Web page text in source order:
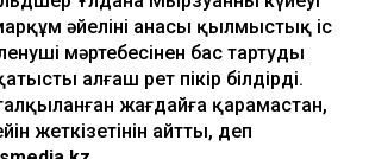
рет үн қатты
13:50